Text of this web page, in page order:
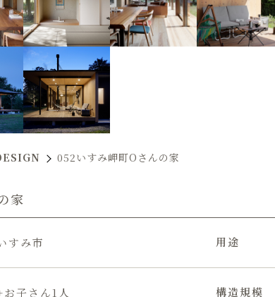
052いすみ岬町Oさんの家
家
すみ市 用途
お子さん1人 構造規模